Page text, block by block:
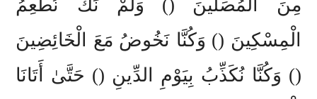
مِنَ الْمُصَلِّينَ () وَلَمْ نَكُ نُطْعِمُ
الْمِسْكِينَ () وَكُنَّا نَخُوضُ مَعَ الْخَائِضِينَ
() وَكُنَّا نُكَذِّبُ بِيَوْمِ الدِّينِ () حَتَّىٰ أَتَانَا